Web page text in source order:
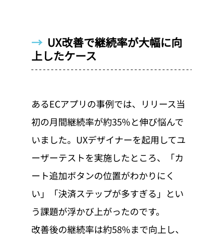
→ UX改善で継続率が大幅に向
上したケース
あるECアプリの事例では、リリース当
初の月間継続率が約35%と伸び悩んで
いました。UXデザイナーを起用してユ
ーザーテストを実施したところ、「カ
ート追加ボタンの位置がわかりにく
い」「決済ステップが多すぎる」とい
う課題が浮かび上がったのです。
改善後の継続率は約58%まで向上し、